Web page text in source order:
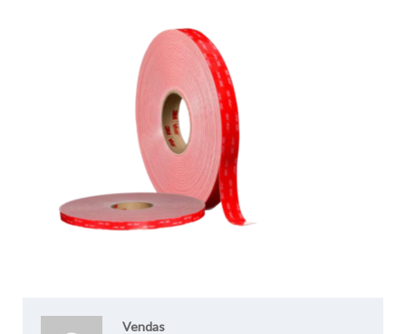
Vendas